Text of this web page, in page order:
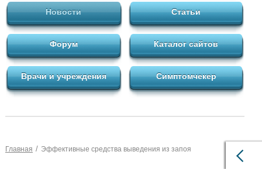
Новости Статьи
Форум Каталог сайтов
Врачи и учреждения Симптомчекер
Главная / Эффективные средства выведения из запоя